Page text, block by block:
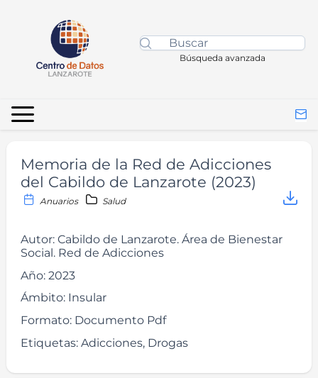
Búsqueda avanzada
Memoria de la Red de Adicciones
del Cabildo de Lanzarote (2023)
Anuarios Salud
Autor: Cabildo de Lanzarote. Área de Bienestar
Social. Red de Adicciones
Año: 2023
Ámbito: Insular
Formato: Documento Pdf
Etiquetas: Adicciones, Drogas